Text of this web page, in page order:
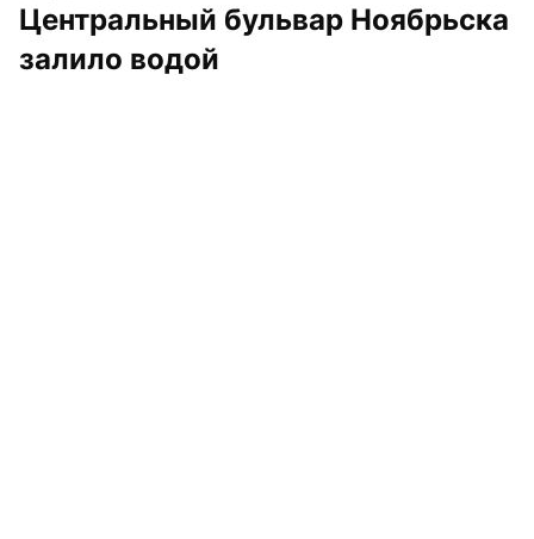
Центральный бульвар Ноябрьска
залило водой